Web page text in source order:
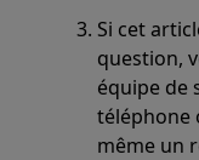
Si cet
question,
équipe de
téléphone
même un